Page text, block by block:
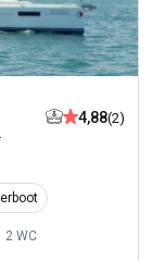
4,88(2)
2 WC